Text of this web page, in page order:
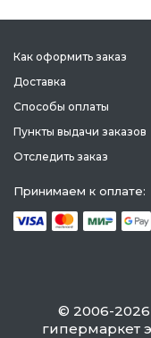
Как оформить заказ
Доставка
Способы оплаты
Пункты выдачи заказов
Отследить заказ
Принимаем к оплате:
© 2006-2026
гипермаркет